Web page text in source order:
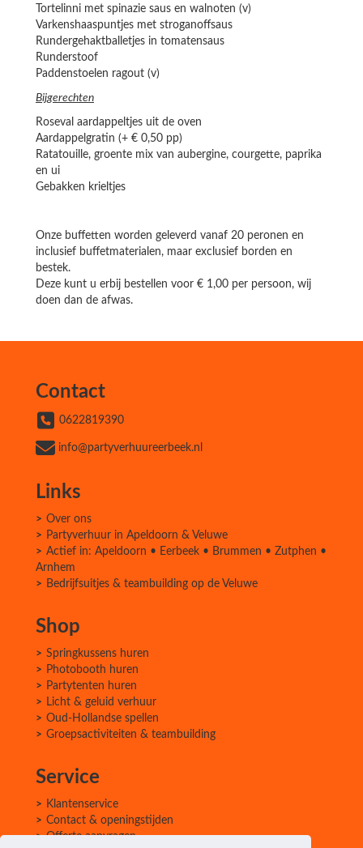
Tortelinni met spinazie saus en walnoten (v)
Varkenshaaspuntjes met stroganoffsaus
Rundergehaktballetjes in tomatensaus
Runderstoof
Paddenstoelen ragout (v)
Bijgerechten
Roseval aardappeltjes uit de oven
Aardappelgratin (+ € 0,50 pp)
Ratatouille, groente mix van aubergine, courgette, paprika
en ui
Gebakken krieltjes
Onze buffetten worden geleverd vanaf 20 peronen en
inclusief buffetmaterialen, maar exclusief borden en
bestek.
Deze kunt u erbij bestellen voor € 1,00 per persoon, wij
doen dan de afwas.
Contact
0622819390
info@partyverhuureerbeek.nl
Links
Over ons
Partyverhuur in Apeldoorn & Veluwe
Actief in: Apeldoorn • Eerbeek • Brummen • Zutphen •
Arnhem
Bedrijfsuitjes & teambuilding op de Veluwe
Shop
Springkussens huren
Photobooth huren
Partytenten huren
Licht & geluid verhuur
Oud-Hollandse spellen
Groepsactiviteiten & teambuilding
Service
Klantenservice
Contact & openingstijden
Offerte aanvragen